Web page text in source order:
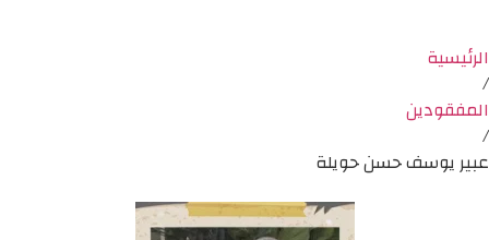
الرئيسية
/
المفقودين
/
عبير يوسف حسن حويلة